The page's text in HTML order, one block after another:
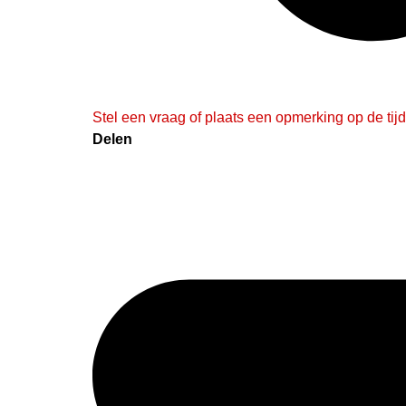
Stel een vraag of plaats een opmerking op de
Delen